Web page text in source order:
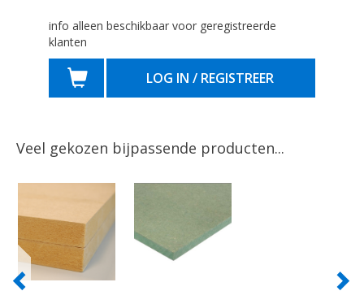
info alleen beschikbaar voor geregistreerde
klanten
LOG IN / REGISTREER
Veel gekozen bijpassende producten...